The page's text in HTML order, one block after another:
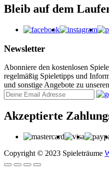
Bleib auf dem
Facebook
Newsletter
Abonniere den kostenlosen
regelmäßig Spieletipps und
und sonstige Angebote zu
Akzeptierte
Copyright © 2023 Spieleträume